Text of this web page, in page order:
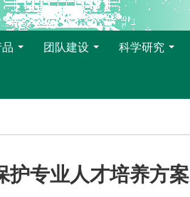
团队建设 科学研究
护专业人才培养方案